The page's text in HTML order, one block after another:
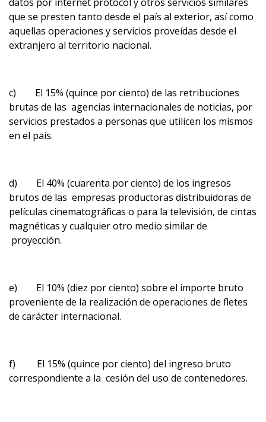
que se presten tanto desde el país al exterior, así como
aquellas operaciones y servicios proveídas desde el
extranjero al territorio nacional.
c) El 15% (quince por ciento) de las retribuciones
brutas de las agencias internacionales de noticias, por
servicios prestados a personas que utilicen los mismos
en el país.
d) El 40% (cuarenta por ciento) de los ingresos
brutos de las empresas productoras distribuidoras de
películas cinematográficas o para la televisión, de cintas
magnéticas y cualquier otro medio similar de
proyección.
e) El 10% (diez por ciento) sobre el importe bruto
proveniente de la realización de operaciones de fletes
de carácter internacional.
f) El 15% (quince por ciento) del ingreso bruto
correspondiente a la cesión del uso de contenedores.